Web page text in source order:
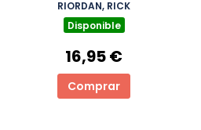
JACKSON I ELS DÉUS
DE L'OLIMP 4)
RIORDAN, RICK
Disponible
16,95 €
Comprar